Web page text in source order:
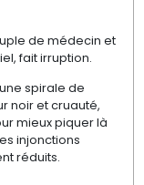
de médecin et
fait irruption.
spirale de
noir et cruauté,
mieux piquer là
injonctions
réduits.